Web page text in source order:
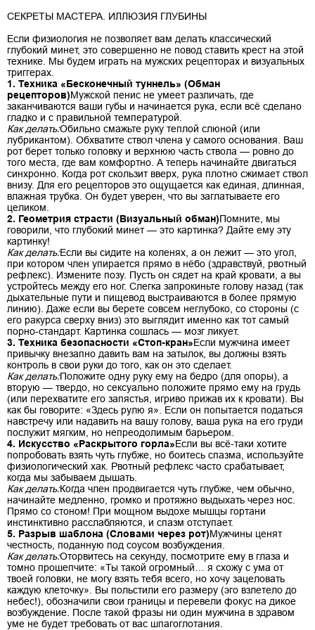
СЕКРЕТЫ МАСТЕРА. ИЛЛЮЗИЯ ГЛУБИНЫ
Если физиология не позволяет вам делать классический
глубокий минет, это совершенно не повод ставить крест на этой
технике. Мы будем играть на мужских рецепторах и визуальных
триггерах.
1. Техника «Бесконечный туннель» (Обман
рецепторов)Мужской пенис не умеет различать, где
заканчиваются ваши губы и начинается рука, если всё сделано
гладко и с правильной температурой.
Как делать:Обильно смажьте руку теплой слюной (или
лубрикантом). Обхватите ствол члена у самого основания. Ваш
рот берет только головку и верхнюю часть ствола — ровно до
того места, где вам комфортно. А теперь начинайте двигаться
синхронно. Когда рот скользит вверх, рука плотно сжимает ствол
внизу. Для его рецепторов это ощущается как единая, длинная,
влажная трубка. Он будет уверен, что вы заглатываете его
целиком.
2. Геометрия страсти (Визуальный обман)Помните, мы
говорили, что глубокий минет — это картинка? Дайте ему эту
картинку!
Как делать:Если вы сидите на коленях, а он лежит — это угол,
при котором член упирается прямо в нёбо (здравствуй, рвотный
рефлекс). Измените позу. Пусть он сядет на край кровати, а вы
устройтесь между его ног. Слегка запрокиньте голову назад (так
дыхательные пути и пищевод выстраиваются в более прямую
линию). Даже если вы берете совсем неглубоко, со стороны (с
его ракурса сверху вниз) это выглядит именно как тот самый
порно-стандарт. Картинка сошлась — мозг ликует.
3. Техника безопасности «Стоп-кран»Если мужчина имеет
привычку внезапно давить вам на затылок, вы должны взять
контроль в свои руки до того, как он это сделает.
Как делать:Положите одну руку ему на бедро (для опоры), а
вторую — твердо, но сексуально положите прямо ему на грудь
(или перехватите его запястья, игриво прижав их к кровати). Вы
как бы говорите: «Здесь рулю я». Если он попытается податься
навстречу или надавить на вашу голову, ваша рука на его груди
послужит мягким, но непреодолимым барьером.
4. Искусство «Раскрытого горла»Если вы всё-таки хотите
попробовать взять чуть глубже, но боитесь спазма, используйте
физиологический хак. Рвотный рефлекс часто срабатывает,
когда мы забываем дышать.
Как делать:Когда член продвигается чуть глубже, чем обычно,
начинайте медленно, громко и протяжно выдыхать через нос.
Прямо со стоном! При мощном выдохе мышцы гортани
инстинктивно расслабляются, и спазм отступает.
5. Разрыв шаблона (Словами через рот)Мужчины ценят
честность, поданную под соусом возбуждения.
Как делать:Оторвитесь на секунду, посмотрите ему в глаза и
томно прошепчите: «Ты такой огромный… я схожу с ума от
твоей головки, не могу взять тебя всего, но хочу зацеловать
каждую клеточку». Вы польстили его размеру (эго взлетело до
небес!), обозначили свои границы и перевели фокус на дикое
возбуждение. После такой фразы ни один мужчина в здравом
уме не будет требовать от вас шпагоглотания.